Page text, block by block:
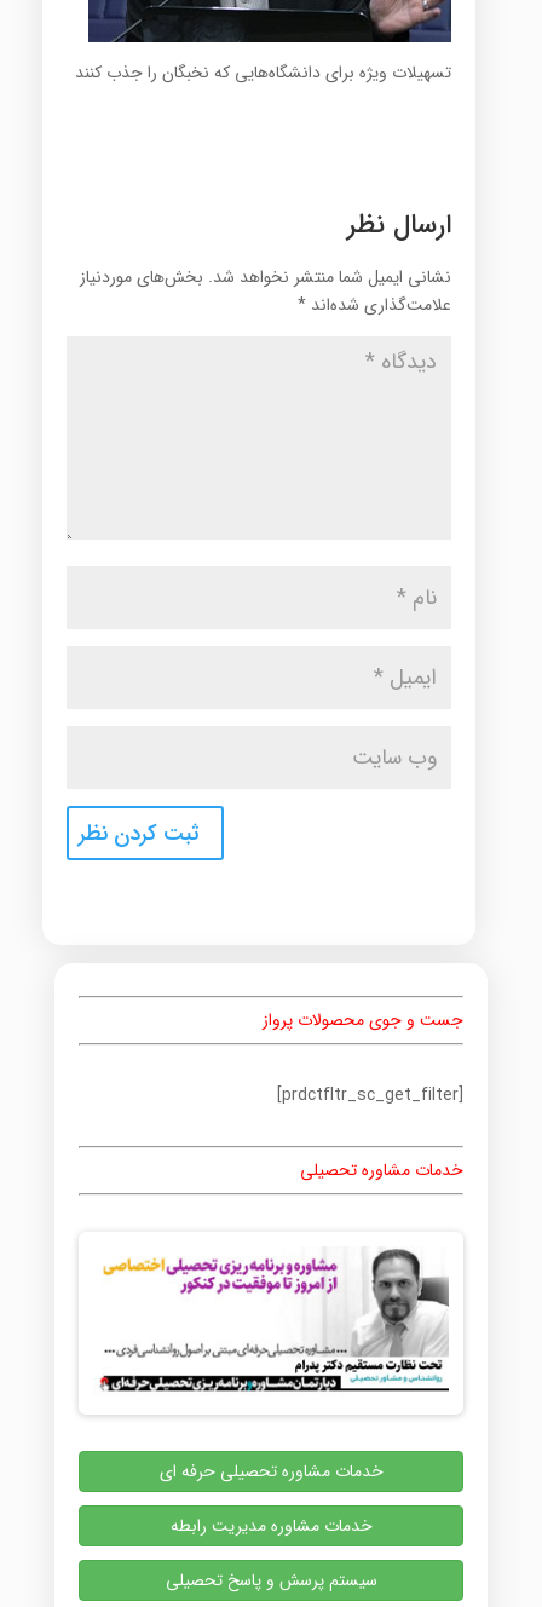
تسهیلات ویژه برای دانشگاه‌هایی که نخبگان را جذب کنند
ارسال نظر
نشانی ایمیل شما منتشر نخواهد شد. بخش‌های موردنیاز
علامت‌گذاری شده‌اند *
جست و جوی محصولات پرواز
[prdctfltr_sc_get_filter]
خدمات مشاوره تحصیلی
خدمات مشاوره تحصیلی حرفه ای
خدمات مشاوره مدیریت رابطه
سیستم پرسش و پاسخ تحصیلی